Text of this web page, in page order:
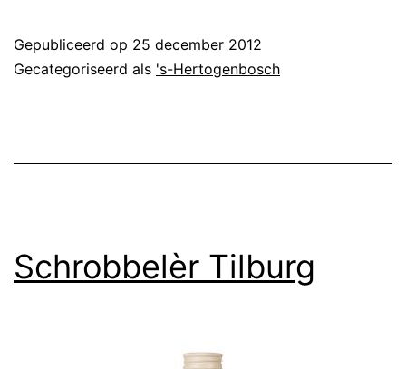
Gepubliceerd op 25 december 2012
Gecategoriseerd als 's-Hertogenbosch
Schrobbelèr Tilburg